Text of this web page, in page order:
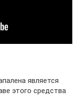
является
этого средства